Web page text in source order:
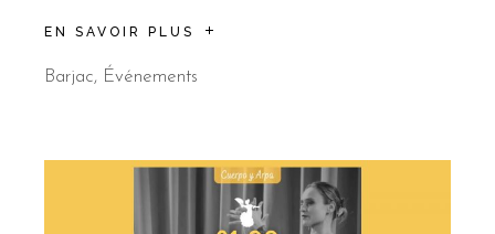
EN SAVOIR PLUS
Barjac, Événements